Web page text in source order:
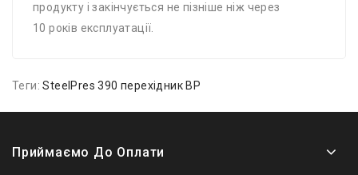
продукту і закінчується не пізніше ніж через
10 років експлуатації.
Теги:SteelPres 390 перехідник ВР
Приймаємо До Оплати